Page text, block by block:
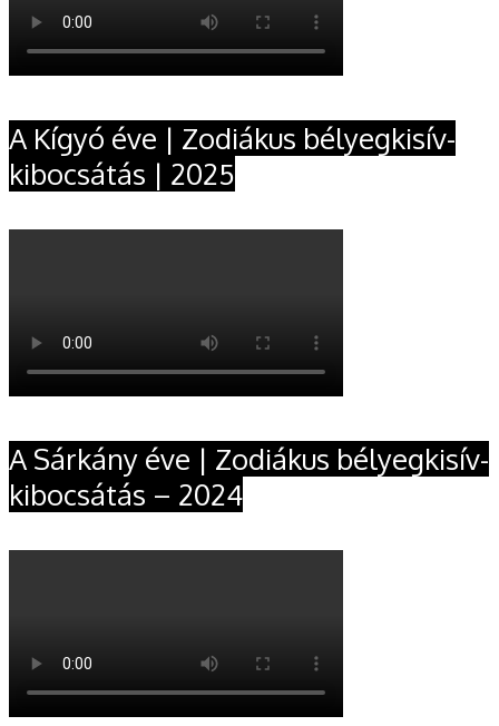
A Kígyó éve | Zodiákus bélyegkisív-
kibocsátás | 2025
A Sárkány éve | Zodiákus bélyegkisív-
kibocsátás – 2024